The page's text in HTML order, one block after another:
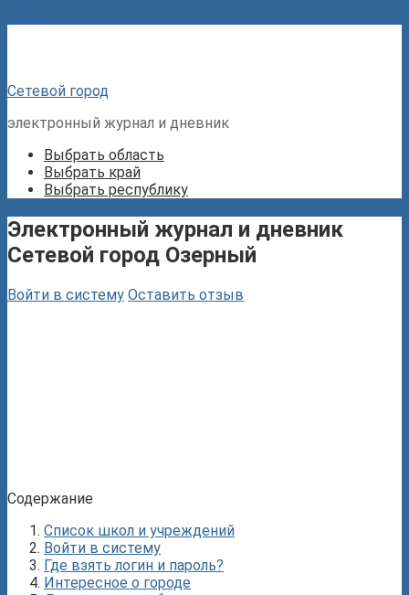
Сетевой город
электронный журнал и дневник
Выбрать область
Выбрать край
Выбрать республику
Электронный журнал и дневник
Сетевой город Озерный
Войти в систему Оставить отзыв
Содержание
Список школ и учреждений
Войти в систему
Где взять логин и пароль?
Интересное о городе